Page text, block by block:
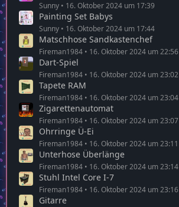
Sunny 16. Oktober 2024 um 17:39
Painting Set Babys
Sunny 16. Oktober 2024 um 17:44
Matschhose Sandkastenchef
Fireman1984 16. Oktober 2024 um 22:56
Dart-Spiel
Fireman1984 16. Oktober 2024 um 23:02
Tapete RAM
Fireman1984 16. Oktober 2024 um 23:04
Zigarettenautomat
Fireman1984 16. Oktober 2024 um 23:07
Ohrringe Ü-Ei
Fireman1984 16. Oktober 2024 um 23:11
Unterhose Überlänge
Fireman1984 16. Oktober 2024 um 23:14
Stuhl Intel Core I-7
Fireman1984 16. Oktober 2024 um 23:16
Gitarre